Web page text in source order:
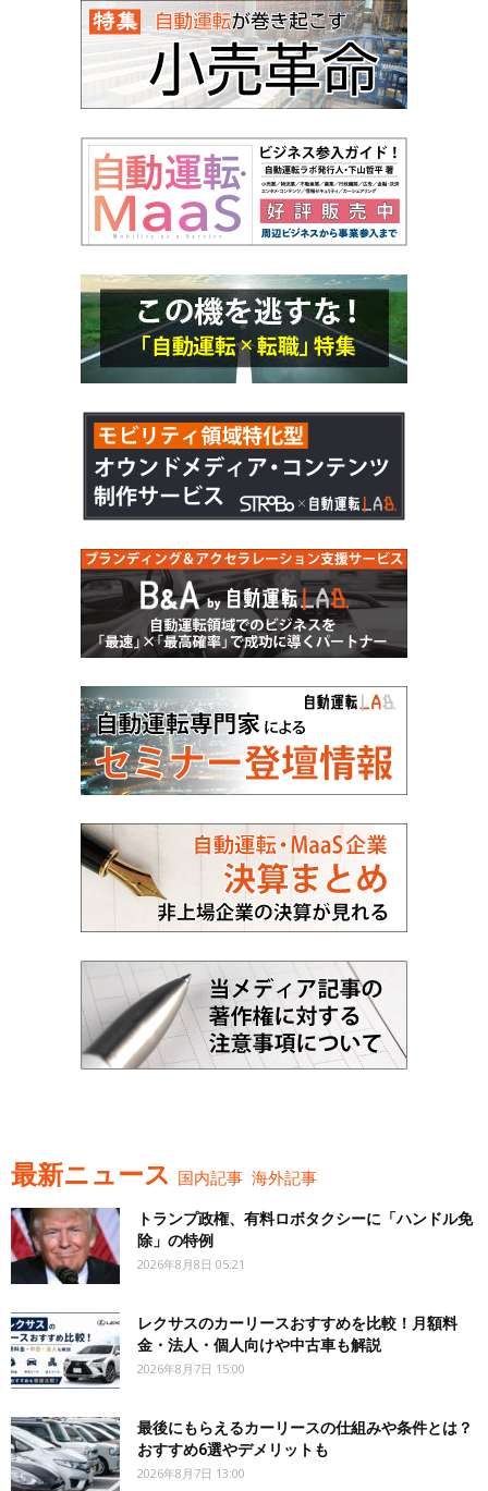
最新ニュース 国内記事 海外記事
トランプ政権、有料ロボタクシーに「ハンドル免
除」の特例
2026年8月8日 05:21
レクサスのカーリースおすすめを比較！月額料
金・法人・個人向けや中古車も解説
2026年8月7日 15:00
最後にもらえるカーリースの仕組みや条件とは？
おすすめ6選やデメリットも
2026年8月7日 13:00